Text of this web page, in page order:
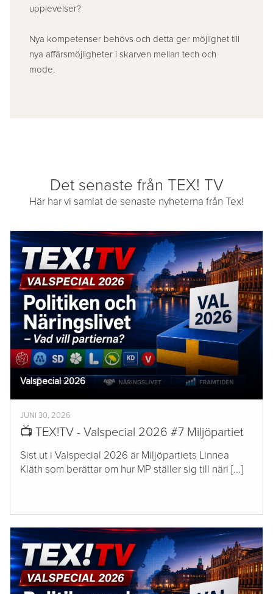
upplevelser?
Nya kompetenser behövs och detta ger möjlighet till
nya affärsmöjligheter i skarven mellan tech och
mode.
Det senaste från TEX! TV
Här har vi samlat de senaste nyheterna från Tex!
Valspecial 2026
JUNI 30, 2026
📺 TEX!TV - Valspecial 2026 #7 Miljöpartiet
Sist ut i Valspecial 2026 är Miljöpartiets Linnea
Kläth som berättar om hur MP ställer sig till näri [...]